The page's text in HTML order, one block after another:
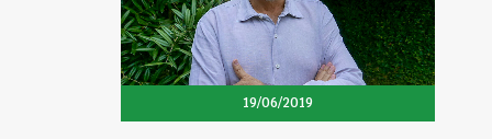
19/06/2019